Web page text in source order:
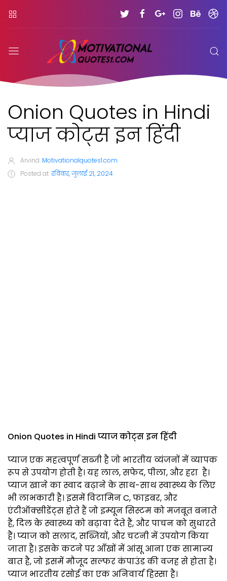
Onion Quotes in Hindi
प्याज कोट्स इन हिंदी
Arvind Motivationalquotes1.com
Posted at रविवार, जुलाई 21, 2024
Onion Quotes in Hindi प्याज कोट्स इन हिंदी
प्याज एक महत्वपूर्ण सब्जी है जो भारतीय व्यंजनों में व्यापक
रूप से उपयोग होती है। यह लाल, सफेद, पीला, और हरा है।
प्याज खाने का स्वाद बढ़ाने के साथ-साथ स्वास्थ्य के लिए
भी लाभकारी है। इसमें विटामिन C, फाइबर, और
एंटीऑक्सीडेंट्स होते हैं जो इम्यून सिस्टम को मजबूत बनाते
हैं, दिल के स्वास्थ्य को बढ़ावा देते हैं, और पाचन को सुधारते
हैं। प्याज को सलाद, सब्जियों, और चटनी में उपयोग किया
जाता है। इसके कटने पर आँखों में आंसू आना एक सामान्य
बात है, जो इसमें मौजूद सल्फर कंपाउंड की वजह से होता है।
प्याज भारतीय रसोई का एक अनिवार्य हिस्सा है।